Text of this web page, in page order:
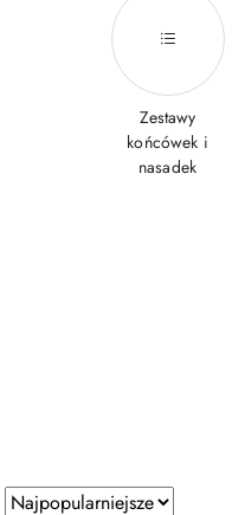
Zestawy
końcówek i
nasadek
Zastosowano
Sortuj